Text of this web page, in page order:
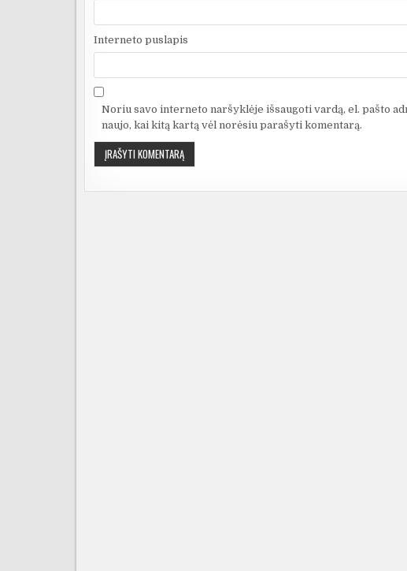
Interneto puslapis
Noriu savo interneto naršyklėje išsaugoti vardą, el. pašto
naujo, kai kitą kartą vėl norėsiu parašyti komentarą.